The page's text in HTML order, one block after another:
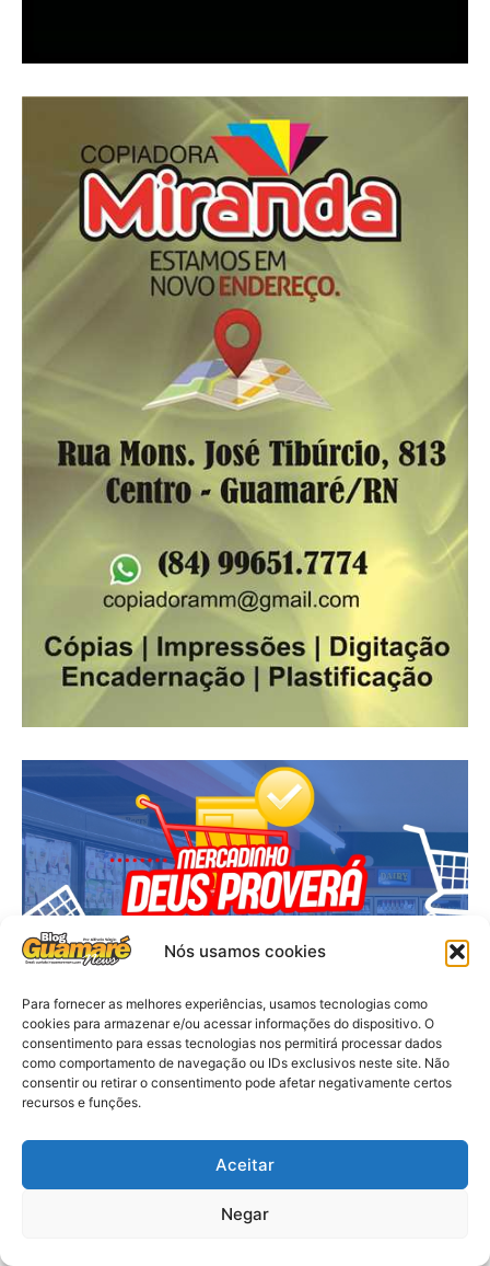
Nós usamos cookies
Para fornecer as melhores experiências, usamos tecnologias como
cookies para armazenar e/ou acessar informações do dispositivo. O
consentimento para essas tecnologias nos permitirá processar dados
como comportamento de navegação ou IDs exclusivos neste site. Não
consentir ou retirar o consentimento pode afetar negativamente certos
recursos e funções.
Aceitar
Negar